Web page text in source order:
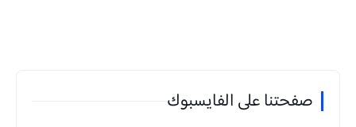
صفحتنا على الفايسبوك